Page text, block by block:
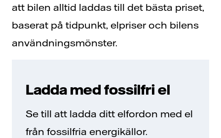
att bilen alltid laddas till det bästa priset,
baserat på tidpunkt, elpriser och bilens
användningsmönster.
Ladda med fossilfri el
Se till att ladda ditt elfordon med el
från fossilfria energikällor.